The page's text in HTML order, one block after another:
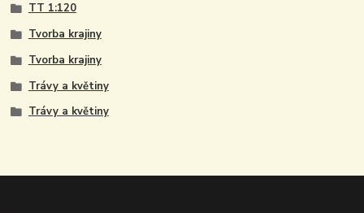
TT 1:120
Tvorba krajiny
Tvorba krajiny
Trávy a květiny
Trávy a květiny